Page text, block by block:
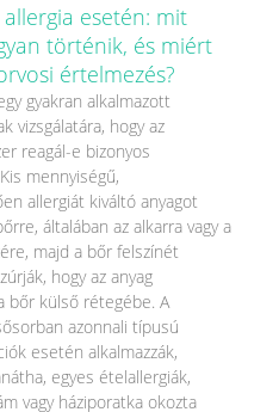
esetén: mit
történik, és miért
értelmezés?
gyakran alkalmazott
vizsgálatára, hogy az
reagál-e bizonyos
mennyiségű,
allergiát kiváltó anyagot
általában az alkarra vagy a
majd a bőr felszínét
hogy az anyag
bőr külső rétegébe. A
azonnali típusú
esetén alkalmazzák,
egyes ételallergiák,
vagy háziporatka okozta